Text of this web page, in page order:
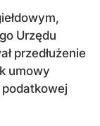
Urzędu
przedłużenie
umowy
podatkowej